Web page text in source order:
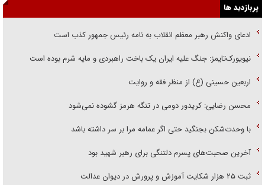
پربازدید ها
ادعای واکنش رهبر معظم انقلاب به نامه رئیس جمهور کذب است
نیویورک‌تایمز: جنگ علیه ایران یک باخت راهبردی و مایه شرم بوده است
اربعین حسینی (ع) از منظر فقه و روایت
محسن رضایی: کریدور دومی در تنگه هرمز گشوده نمی‌شود
با وحدت‌شکن بجنگید حتی اگر عمامه مرا بر سر داشته باشد
آخرین صحبت‌های پسرم دلتنگی برای رهبر شهید بود
ثبت ۲۵ هزار شکایت آموزش و پرورش در دیوان عدالت